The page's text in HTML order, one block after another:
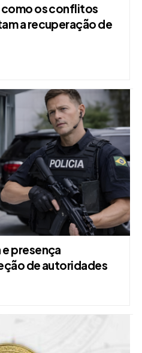
como os conflitos
a recuperação de
presença
de autoridades